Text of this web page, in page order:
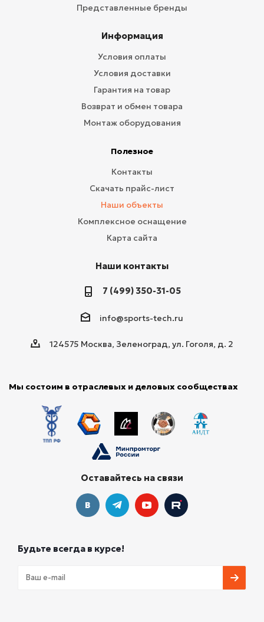
Представленные бренды
Информация
Условия оплаты
Условия доставки
Гарантия на товар
Возврат и обмен товара
Монтаж оборудования
Полезное
Контакты
Скачать прайс-лист
Наши объекты
Комплексное оснащение
Карта сайта
Наши контакты
7 (499) 350-31-05
info@sports-tech.ru
124575 Москва, Зеленоград, ул. Гоголя, д. 2
Мы состоим в отраслевых и деловых сообществах
Оставайтесь на связи
Будьте всегда в курсе!